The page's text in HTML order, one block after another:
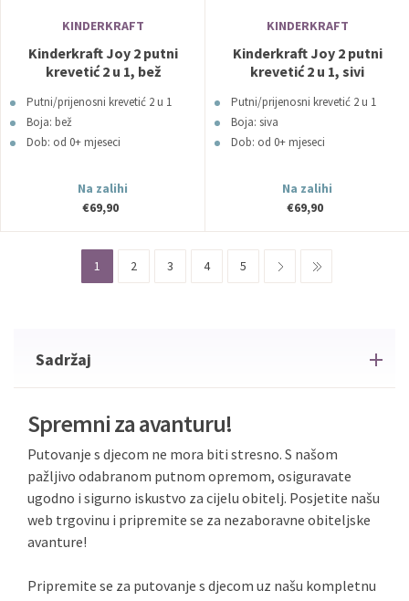
KINDERKRAFT
Kinderkraft Joy 2 putni
krevetić 2 u 1, bež
Putni/prijenosni krevetić 2 u 1
Boja: bež
Dob: od 0+ mjeseci
Na zalihi
€69,90
KINDERKRAFT
Kinderkraft Joy 2 putni
krevetić 2 u 1, sivi
Putni/prijenosni krevetić 2 u 1
Boja: siva
Dob: od 0+ mjeseci
Na zalihi
€69,90
1 2 3 4 5
Sadržaj
Spremni za avanturu!
Putovanje s djecom ne mora biti stresno. S našom
pažljivo odabranom putnom opremom, osiguravate
ugodno i sigurno iskustvo za cijelu obitelj. Posjetite našu
web trgovinu i pripremite se za nezaboravne obiteljske
avanture!
Pripremite se za putovanje s djecom uz našu kompletnu